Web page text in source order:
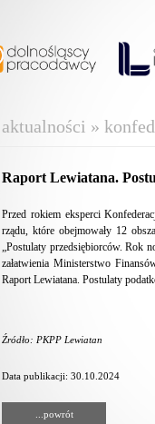
aktualności »
Raport Lewiatana.
Przed rokiem eksperci
rządu, które obejmowały 12
„Postulaty przedsiębiorców. Rok
załatwienia Ministerstwo
Raport Lewiatana. Postulaty
Źródło: PKPP Lewiatan
Data publikacji: 30.10.2024
...powrót